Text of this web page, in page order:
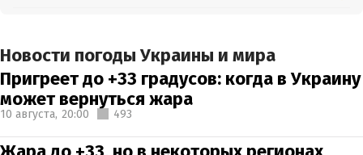
Новости погоды Украины и мира
Пригреет до +33 градусов: когда в Украину
может вернуться жара
10 августа, 20:00 493